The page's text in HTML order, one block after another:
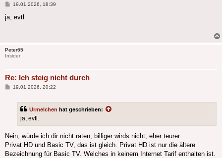
Beitrag
19.01.2026, 18:39
ja, evtl.
Peter65
Insider
Re: Ich steig nicht durch
Beitrag
19.01.2026, 20:22
Urmelchen hat geschrieben:
ja, evtl.
Nein, würde ich dir nicht raten, billiger wirds nicht, eher teurer.
Privat HD und Basic TV, das ist gleich. Privat HD ist nur die ältere
Bezeichnung für Basic TV. Welches in keinem Internet Tarif enthalten ist.